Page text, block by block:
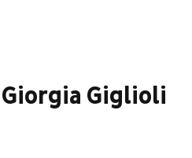
Giorgia Giglioli